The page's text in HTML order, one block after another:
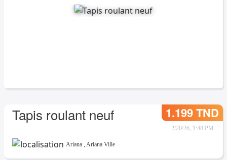
Tapis roulant neuf 1.199 TND
2/20/26, 1:48 PM
Ariana , Ariana Ville